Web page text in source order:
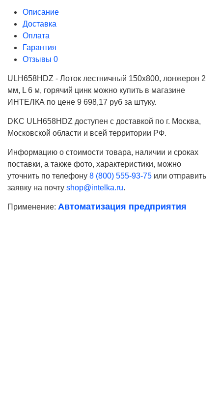
Описание
Доставка
Оплата
Гарантия
Отзывы 0
ULH658HDZ - Лоток лестничный 150х800, лонжерон 2
мм, L 6 м, горячий цинк можно купить в магазине
ИНТЕЛКА по цене 9 698,17 руб за штуку.
DKC ULH658HDZ доступен с доставкой по г. Москва,
Московской области и всей территории РФ.
Информацию о стоимости товара, наличии и сроках
поставки, а также фото, характеристики, можно
уточнить по телефону 8 (800) 555-93-75 или отправить
заявку на почту shop@intelka.ru.
Применение: Автоматизация предприятия
Ваше имя